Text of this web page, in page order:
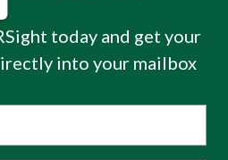
today and get your
into your mailbox